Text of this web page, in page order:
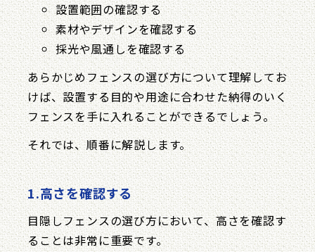
設置範囲の確認する
素材やデザインを確認する
採光や風通しを確認する
あらかじめフェンスの選び方について理解してお
けば、設置する目的や用途に合わせた納得のいく
フェンスを手に入れることができるでしょう。
それでは、順番に解説します。
1.高さを確認する
目隠しフェンスの選び方において、高さを確認す
ることは非常に重要です。